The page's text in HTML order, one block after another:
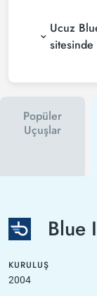
Ucuz
sitesinde
Popüler
Uçuşlar
Blue
KURULUŞ
2004